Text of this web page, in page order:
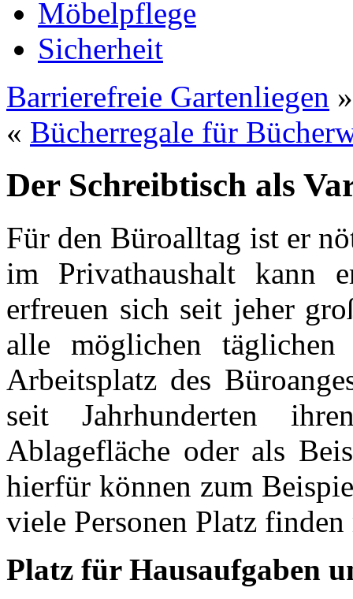
Möbelpflege
Sicherheit
Barrierefreie Gartenliegen »
« Bücherregale für
Der Schreibtisch als
Für den Büroalltag ist er
im Privathaushalt kann
erfreuen sich seit jeher
alle möglichen
Arbeitsplatz des
seit Jahrhunderten
Ablagefläche oder als
hierfür können zum
viele Personen Platz finden
Platz für Hausaufgaben